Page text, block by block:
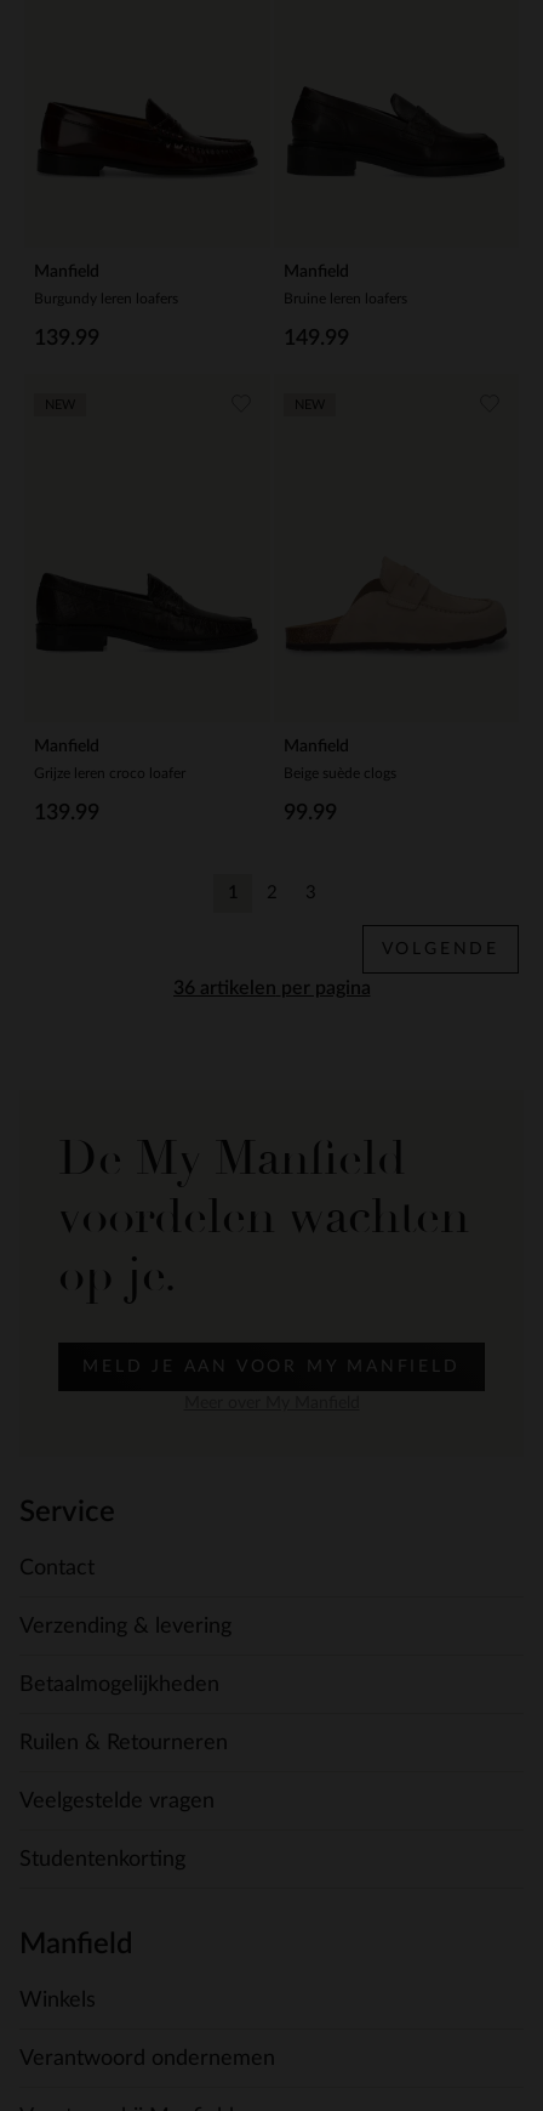
Manfield
Burgundy leren loafers
139.99
Manfield
Bruine leren loafers
149.99
Manfield
Grijze leren croco loafer
139.99
Manfield
Beige suède clogs
99.99
per pagina
1 2 3
VOLGENDE
De My Manfield
voordelen wachten
op je.
MELD JE AAN VOOR MY MANFIELD
Service
Contact
Verzending & levering
Betaalmogelijkheden
Ruilen & Retourneren
Veelgestelde vragen
Studentenkorting
Manfield
Winkels
Verantwoord ondernemen